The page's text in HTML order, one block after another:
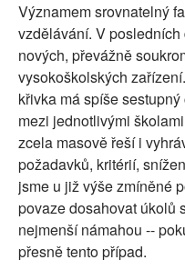
Významem srovnatelný
vzdělávání. V
nových, převážně
vysokoškolských
křivka má spíše
mezi jednotlivými
zcela masově řeší i
požadavků, kritérií,
jsme u již výše zmíněné
povaze dosahovat úkolů
nejmenší námahou --
přesně tento případ.